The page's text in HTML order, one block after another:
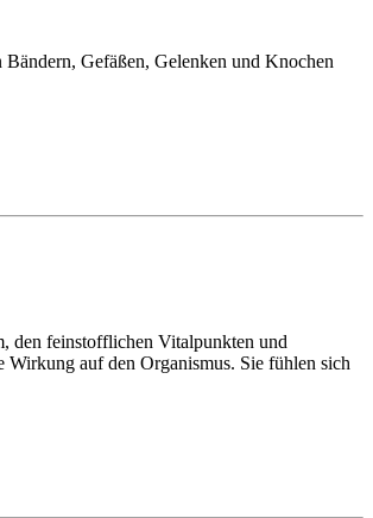
Gefäßen, Gelenken und Knochen
den feinstofflichen Vitalpunkten und
Wirkung auf den Organismus. Sie fühlen sich